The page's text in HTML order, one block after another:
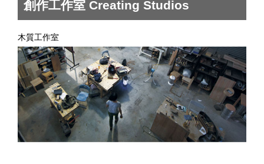
創作工作室 Creating Studios
木質工作室